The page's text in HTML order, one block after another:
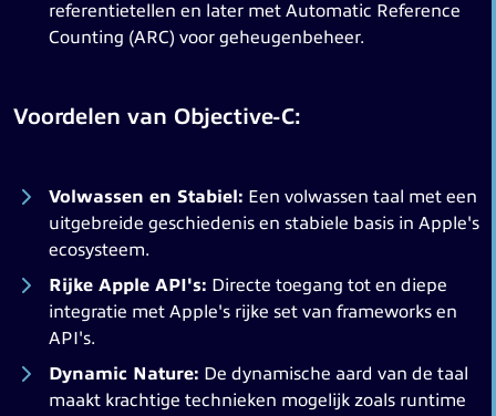
referentietellen en later met Automatic Reference
Counting (ARC) voor geheugenbeheer.
Voordelen van Objective-C:
Volwassen en Stabiel: Een volwassen taal met een
uitgebreide geschiedenis en stabiele basis in Apple's
ecosysteem.
Rijke Apple API's: Directe toegang tot en diepe
integratie met Apple's rijke set van frameworks en
API's.
Dynamic Nature: De dynamische aard van de taal
maakt krachtige technieken mogelijk zoals runtime